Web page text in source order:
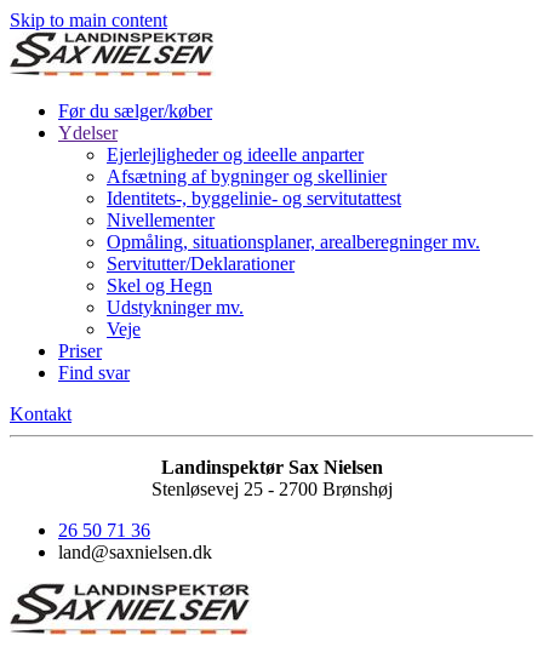
Skip to main content
Før du sælger/køber
Ydelser
Ejerlejligheder og ideelle anparter
Afsætning af bygninger og skellinier
Identitets-, byggelinie- og servitutattest
Nivellementer
Opmåling, situationsplaner, arealberegninger mv.
Servitutter/Deklarationer
Skel og Hegn
Udstykninger mv.
Veje
Priser
Find svar
Kontakt
Landinspektør Sax Nielsen
Stenløsevej 25 - 2700 Brønshøj
26 50 71 36
land@saxnielsen.dk